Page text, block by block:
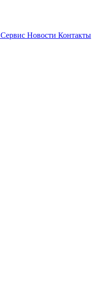
Сервис Новости Контакты